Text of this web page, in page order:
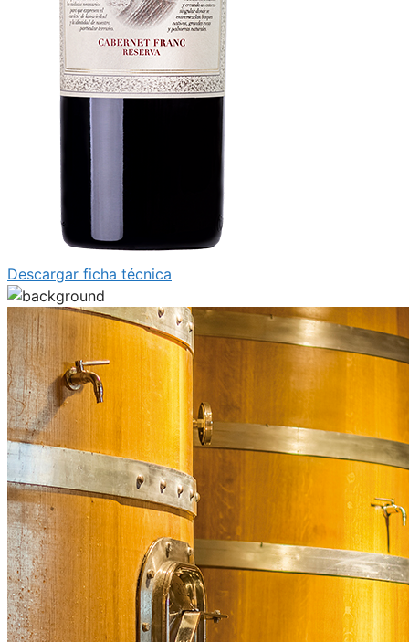
Descargar ficha técnica